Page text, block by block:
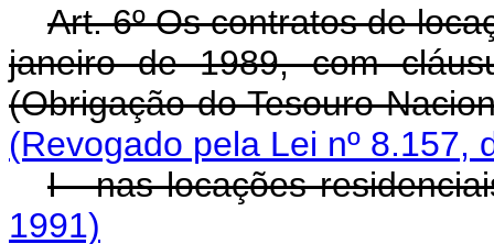
Art. 6º Os contratos de
janeiro de 1989, com
(Obrigação do Tesouro
(Revogado pela Lei nº 8.157,
I - nas locações
1991)